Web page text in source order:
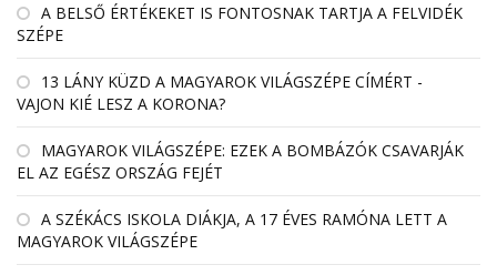
A BELSŐ ÉRTÉKEKET IS FONTOSNAK TARTJA A FELVIDÉK
SZÉPE
13 LÁNY KÜZD A MAGYAROK VILÁGSZÉPE CÍMÉRT -
VAJON KIÉ LESZ A KORONA?
MAGYAROK VILÁGSZÉPE: EZEK A BOMBÁZÓK CSAVARJÁK
EL AZ EGÉSZ ORSZÁG FEJÉT
A SZÉKÁCS ISKOLA DIÁKJA, A 17 ÉVES RAMÓNA LETT A
MAGYAROK VILÁGSZÉPE